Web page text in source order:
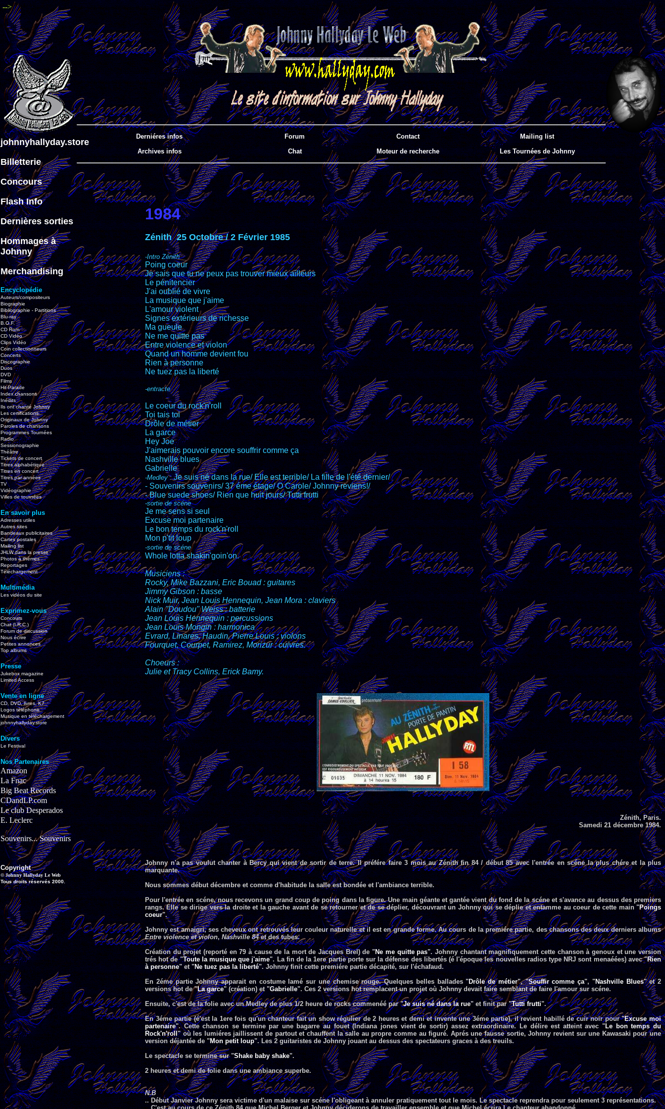
-->
Derniéres infos Forum Contact
Mailing list
Archives infos
Chat Moteur de recherche Les Tournées de Johnny
johnnyhallyday.store
Billetterie
Concours
Flash Info
Dernières sorties
Hommages à
Johnny
Merchandising
Encyclopédie
Auteurs/compositeurs
Biographie
Bibliographie - Partitions
Blu-ray
B.O.F.
CD Rom
CD Vidéo
Clips Vidéo
Coin collectionneurs
Concerts
Discographie
Duos
DVD
Films
Hit-Parade
Index chansons
Inédits
Ils ont chanté Johnny
Les certifications
Originaux de Johnny
Paroles de chansons
Programmes Tournées
Radio
Sessionographie
Théâtre
Tickets de concert
Titres alphabétique
Titres en concert
Titres par années
TV
Vidéographie
Villes de tournées
En savoir plus
Adresses utiles
Autres sites
Bandeaux publicitaires
Cartes postales
Mailing list
JHLW dans la presse
Photos à thèmes
Reportages
Téléchargement
Multimédia
Les vidéos du site
Exprimez-vous
Concours
Chat (I.R.C.)
Forum de discussion
Nous écrire
Petites annonces
Top albums
Presse
Jukebox magazine
Limited Access
Vente en ligne
CD, DVD, livres, K7
Logos téléphone
Musique en téléchargement
johnnyhallyday.store
Divers
Le Festival
Nos Partenaires
Amazon
La Fnac
Big Beat Records
CDandLP.com
Le club Desperados
E. Leclerc
Souvenirs... Souvenirs
Copyright
© Johnny Hallyday Le Web
Tous droits réservés 2000.
1984
Zénith 25 Octobre / 2 Février 1985
-Intro Zénith
Poing coeur
Je sais que tu ne peux pas trouver mieux ailleurs
Le pénitencier
J'ai oublié de vivre
La musique que j'aime
L'amour violent
Signes extérieurs de richesse
Ma gueule
Ne me quitte pas
Entre violence et violon
Quand un homme devient fou
Rien à personne
Ne tuez pas la liberté
-entracte
Le coeur du rock'n'roll
Toi tais toi
Drôle de métier
La garce
Hey Joe
J'aimerais pouvoir encore souffrir comme ça
Nashville blues
Gabrielle
-Medley :Je suis né dans la rue/ Elle est terrible/ La fille de l'été dernier/
- Souvenirs souvenirs/ 37 éme étage/ O Carole/ Johnny reviens!/
- Blue suede shoes/ Rien que huit jours/ Tutti frutti
-sortie de scéne
Je me sens si seul
Excuse moi partenaire
Le bon temps du rock'n'roll
Mon p'tit loup
-sortie de scéne
Whole lotta shakin'goin'on.
Musiciens :
Rocky, Mike Bazzani, Eric Bouad : guitares
Jimmy Gibson : basse
Nick Muir, Jean Louis Hennequin, Jean Mora : claviers
Alain "Doudou" Weiss : batterie
Jean Louis Hennequin : percussions
Jean Louis Mongin : harmonica
Evrard, Linares, Haudin, Pierre Louis : violons
Fourquet, Courpet, Ramirez, Morizur : cuivres.
Choeurs :
Julie et Tracy Collins, Erick Bamy.
Zénith, Paris.
Samedi 21 décembre 1984.
Johnny n'a pas voulut chanter à Bercy qui vient de sortir de terre. Il préfére faire 3 mois au Zénith fin 84 / début 85 avec l'entrée en scéne la plus chére et la plus
marquante.
Nous sommes début décembre et comme d'habitude la salle est bondée et l'ambiance terrible.
Pour l'entrée en scéne, nous recevons un grand coup de poing dans la figure. Une main géante et gantée vient du fond de la scéne et s'avance au dessus des premiers
rangs. Elle se dirige vers la droite et la gauche avant de se retourner et de se déplier, découvrant un Johnny qui se déplie et entamme au coeur de cette main "Poings
coeur".
Johnny est amaigri, ses cheveux ont retrouvés leur couleur naturelle et il est en grande forme. Au cours de la premiére partie, des chansons des deux derniers albums
Entre violence et violon,Nashville 84et des tubes.
Création du projet (reporté en 79 à cause de la mort de Jacques Brel) de "Ne me quitte pas". Johnny chantant magnifiquement cette chanson à genoux et une version
trés hot de "Toute la musique que j'aime". La fin de la 1ere partie porte sur la défense des libertés (é l'époque les nouvelles radios type NRJ sont menaéées) avec "Rien
à personne" et "Ne tuez pas la liberté". Johnny finit cette premiére partie décapité, sur l'échafaud.
En 2éme partie Johnny apparait en costume lamé sur une chemise rouge. Quelques belles ballades "Drôle de métier", "Souffir comme ça", "Nashville Blues" et 2
versions hot de "La garce" (création) et "Gabrielle". Ces 2 versions hot remplacent un projet où Johnny devait faire semblant de faire l'amour sur scéne.
Ensuite, c'est de la folie avec un Medley de plus 1/2 heure de rocks commenéé par "Je suis né dans la rue" et finit par "Tutti frutti".
En 3éme partie (é'est la 1ere fois qu'un chanteur fait un show régulier de 2 heures et demi et invente une 3éme partie), il revient habillé de cuir noir pour "Excuse moi
partenaire". Cette chanson se termine par une bagarre au fouet (Indiana jones vient de sortir) assez extraordinaire. Le délire est atteint avec "Le bon temps du
Rock'n'roll" où les lumiéres jaillissent de partout et chauffent la salle au propre comme au figuré. Aprés une fausse sortie, Johnny revient sur une Kawasaki pour une
version déjantée de "Mon petit loup". Les 2 guitaristes de Johnny jouant au dessus des spectateurs graces à des treuils.
Le spectacle se termine sur "Shake baby shake".
2 heures et demi de folie dans une ambiance superbe.
N.B
.. Début Janvier Johnny sera victime d'un malaise sur scéne l'obligeant à annuler pratiquement tout le mois. Le spectacle reprendra pour seulement 3 représentations.